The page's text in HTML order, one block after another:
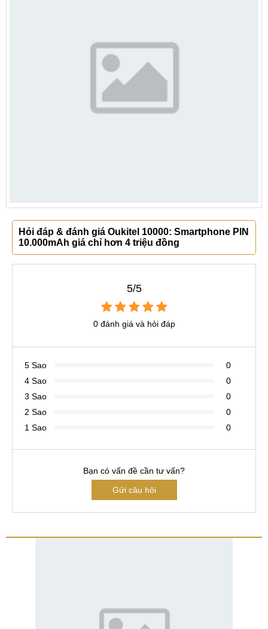
Hỏi đáp & đánh giá Oukitel 10000: Smartphone PIN
10.000mAh giá chỉ hơn 4 triệu đồng
5/5
0 đánh giá và hỏi đáp
5 Sao
0
4 Sao
0
3 Sao
0
2 Sao
0
1 Sao
0
Bạn có vấn đề cần tư vấn?
Gửi câu hỏi